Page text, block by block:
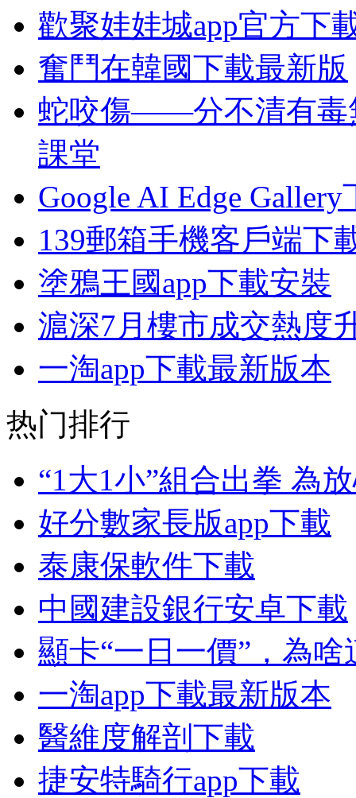
歡聚娃娃城app官方下
奮鬥在韓國下載最新版
蛇咬傷——分不清有毒
課堂
Google AI Edge Gallery
139郵箱手機客戶端下
塗鴉王國app下載安裝
滬深7月樓市成交熱度
一淘app下載最新版本
热门排行
“1大1小”組合出拳 為
好分數家長版app下載
泰康保軟件下載
中國建設銀行安卓下載
顯卡“一日一價”，為
一淘app下載最新版本
醫維度解剖下載
捷安特騎行app下載